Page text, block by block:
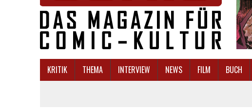
KRITIK THEMA INTERVIEW NEWS FILM BUCH